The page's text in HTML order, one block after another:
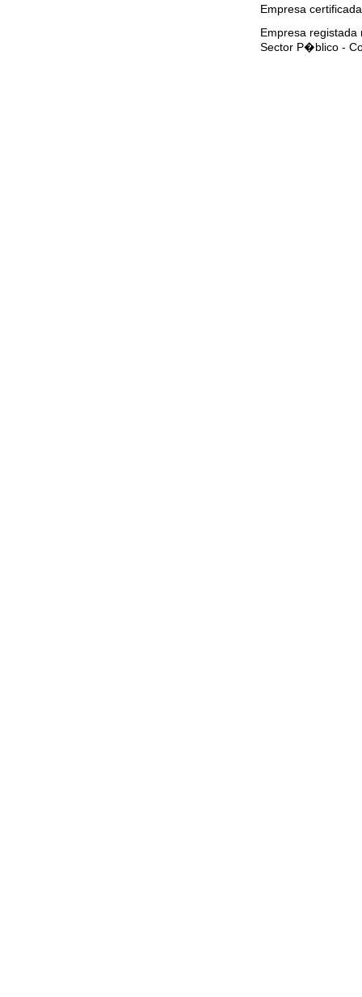
Empresa
Empresa
Sector P�blico -